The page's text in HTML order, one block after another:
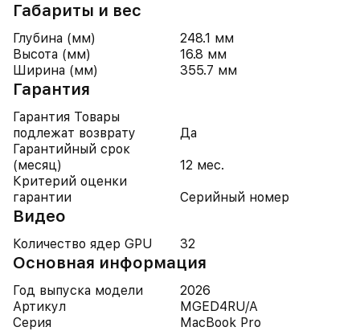
Габариты и вес
Глубина (мм)
248.1 мм
Высота (мм)
16.8 мм
Ширина (мм)
355.7 мм
Гарантия
Гарантия Товары
подлежат возврату
Да
Гарантийный срок
(месяц)
12 мес.
Критерий оценки
гарантии
Серийный номер
Видео
Количество ядер GPU 32
Основная информация
Год выпуска модели
2026
Артикул
MGED4RU/A
Серия
MacBook Pro